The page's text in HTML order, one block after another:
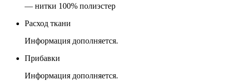
— нитки 100% полиэстер
Расход ткани
Информация дополняется.
Прибавки
Информация дополняется.